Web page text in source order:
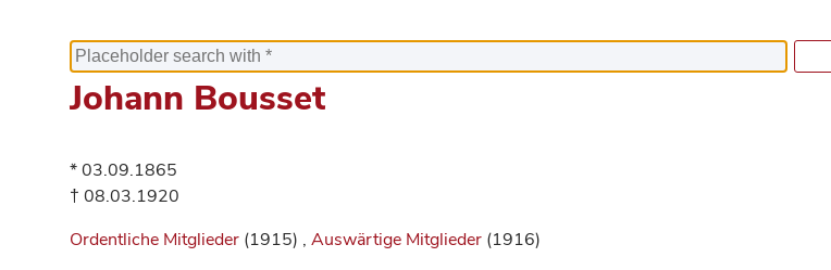
Johann Bousset
* 03.09.1865
† 08.03.1920
Ordentliche Mitglieder (1915) , Auswärtige Mitglieder (1916)